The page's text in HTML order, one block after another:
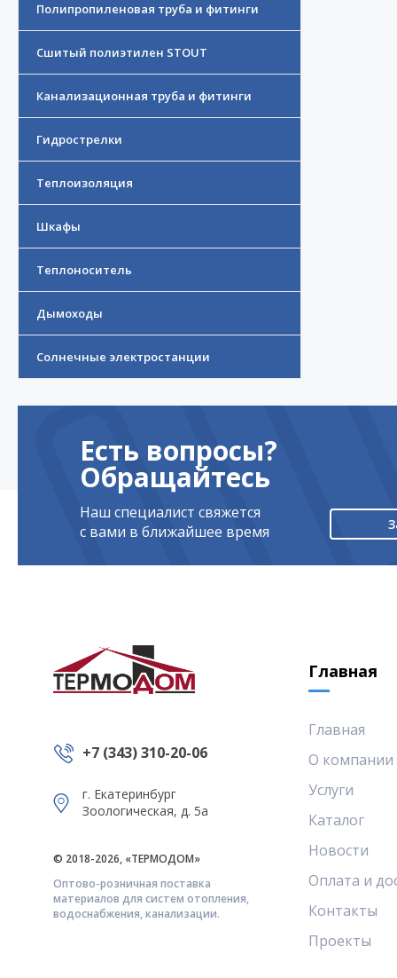
Полипропиленовая труба и фитинги
Сшитый полиэтилен STOUT
Канализационная труба и фитинги
Гидрострелки
Теплоизоляция
Шкафы
Теплоноситель
Дымоходы
Солнечные электростанции
Есть вопросы?
Обращайтесь
Наш специалист свяжется
с вами в ближайшее время
Главная
+7 (343) 310-20-06
г. Екатеринбург
Зоологическая, д. 5а
© 2018-2026, «ТЕРМОДОМ»
Оптово-розничная поставка
материалов для систем отопления,
водоснабжения, канализации.
Главная
О компании
Услуги
Каталог
Новости
Оплата и
Контакты
Проекты